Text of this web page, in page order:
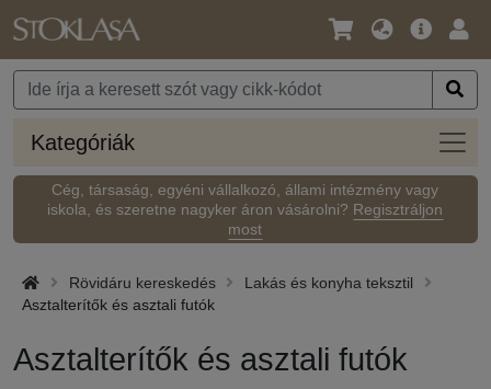
Nyelv
Pénznem
Fő
Kategóriák
Cég, társaság, egyéni vállalkozó, állami intézmény vagy
iskola, és szeretne nagyker áron vásárolni? Regisztráljon
most
Rövidáru kereskedés
Lakás és konyha teksztil
Asztalterítők és asztali futók
Asztalterítők és asztali futók